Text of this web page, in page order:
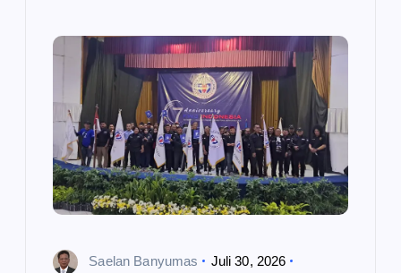
Saelan Banyumas
Juli 30, 2026